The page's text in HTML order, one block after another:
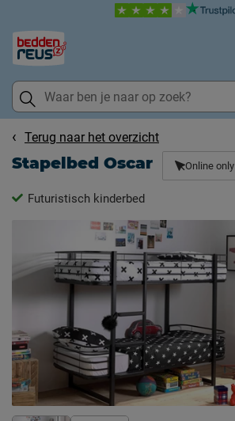
Terug naar het overzicht
Stapelbed Oscar Online only
Futuristisch kinderbed